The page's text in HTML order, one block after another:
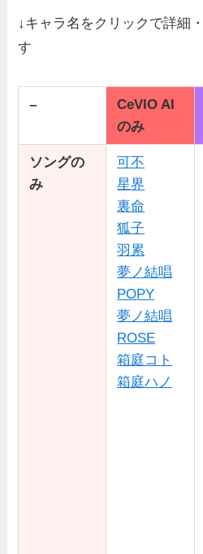
↓キャラ名をクリックで詳細
す
–
CeVIO AI
のみ
ソングの
み
可不
星界
裏命
狐子
羽累
夢ノ結唱
POPY
夢ノ結唱
ROSE
箱庭コト
箱庭ハノ